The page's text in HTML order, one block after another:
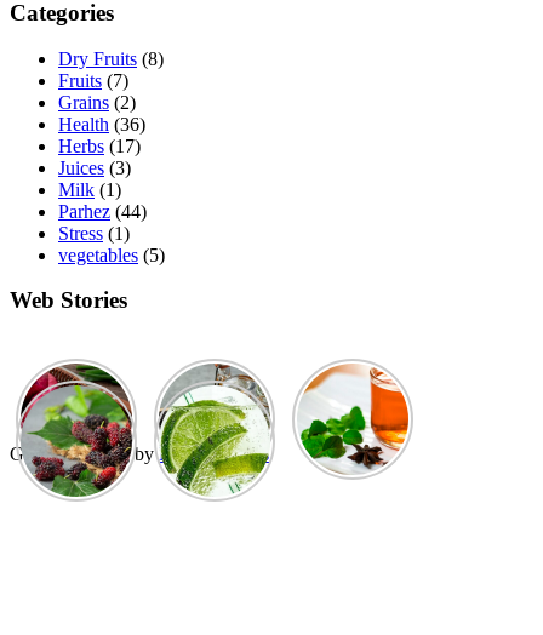
Categories
Dry Fruits (8)
Fruits (7)
Grains (2)
Health (36)
Herbs (17)
Juices (3)
Milk (1)
Parhez (44)
Stress (1)
vegetables (5)
Web Stories
GuCherry Blog byEverestthemes